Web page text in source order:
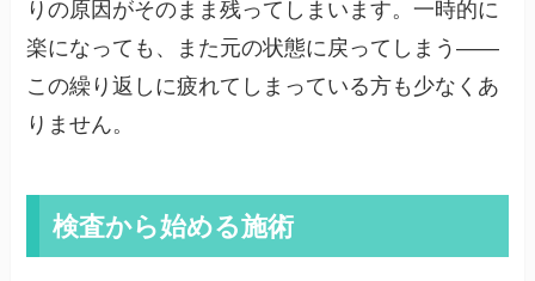
りの原因がそのまま残ってしまいます。一時的に
楽になっても、また元の状態に戻ってしまう——
この繰り返しに疲れてしまっている方も少なくあ
りません。
検査から始める施術